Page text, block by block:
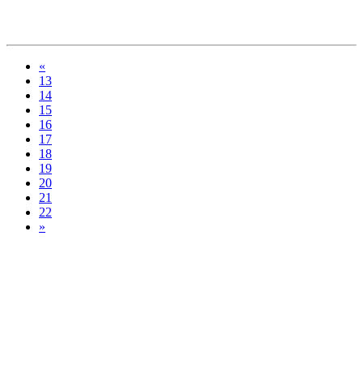
«
13
14
15
16
17
18
19
20
21
22
»